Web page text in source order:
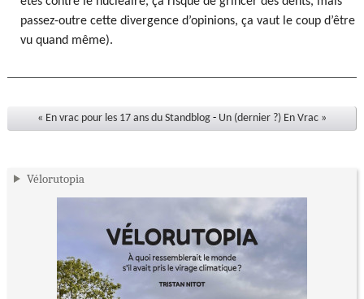
passez-outre cette divergence d’opinions, ça vaut le coup d’être
vu quand même).
« En vrac pour les 17 ans du Standblog - Un (dernier ?) En Vrac »
Vélorutopia